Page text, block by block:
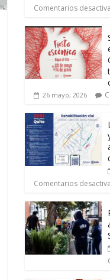
Comentarios
26 mayo, 2026
Comentarios